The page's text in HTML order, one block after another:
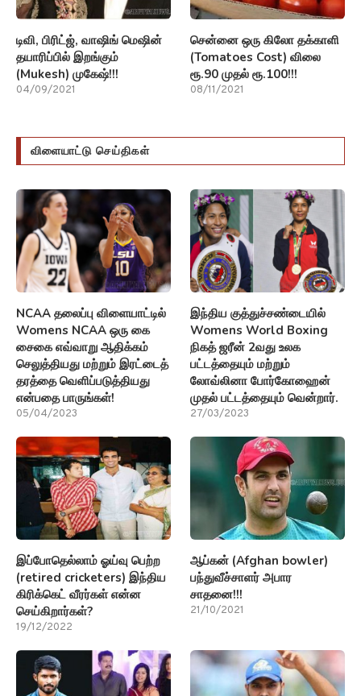
டிவி, பிரிட்ஜ், வாஷிங் மெஷின்
தயாரிப்பில் இறங்கும்
(Mukesh) முகேஷ்!!!
04/09/2021
சென்னை ஒரு கிலோ தக்காளி
(Tomatoes Cost) விலை
ரூ.90 முதல் ரூ.100!!!
08/11/2021
விளையாட்டு செய்திகள்
NCAA தலைப்பு விளையாட்டில்
Womens NCAA ஒரு கை
சைகை எவ்வாறு ஆதிக்கம்
செலுத்தியது மற்றும் இரட்டைத்
தரத்தை வெளிப்படுத்தியது
என்பதை பாருங்கள்!
05/04/2023
இந்திய குத்துச்சண்டையில்
Womens World Boxing
நிகத் ஜரீன் 2வது உலக
பட்டத்தையும் மற்றும்
லோவ்லினா போர்கோஹைன்
முதல் பட்டத்தையும் வென்றார்.
27/03/2023
இப்போதெல்லாம் ஓய்வு பெற்ற
(retired cricketers) இந்திய
கிரிக்கெட் வீரர்கள் என்ன
செய்கிறார்கள்?
19/12/2022
ஆப்கன் (Afghan bowler)
பந்துவீச்சாளர் அபார
சாதனை!!!
21/10/2021